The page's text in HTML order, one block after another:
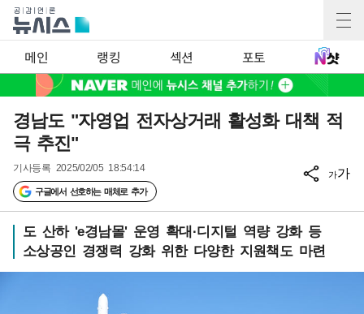
메인 랭킹 섹션 포토
경남도 "자영업 전자상거래 활성화 대책 적
극 추진"
기사등록 2025/02/05 18:54:14
구글에서 선호하는 매체로 추가
가가
도 산하 'e경남몰' 운영 확대·디지털 역량 강화 등
소상공인 경쟁력 강화 위한 다양한 지원책도 마련